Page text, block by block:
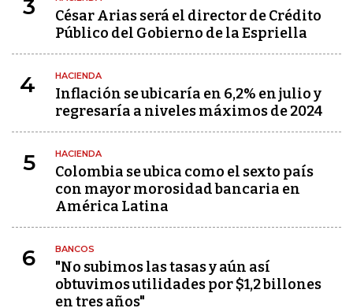
3
César Arias será el director de Crédito
Público del Gobierno de la Espriella
4 HACIENDA
Inflación se ubicaría en 6,2% en julio y
regresaría a niveles máximos de 2024
5 HACIENDA
Colombia se ubica como el sexto país
con mayor morosidad bancaria en
América Latina
6 BANCOS
"No subimos las tasas y aún así
obtuvimos utilidades por $1,2 billones
en tres años"